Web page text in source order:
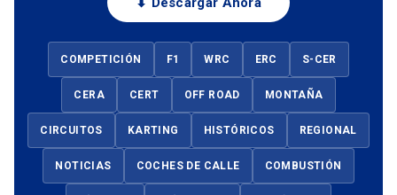
COMPETICIÓN F1 WRC ERC S-CER
CERA CERT OFF ROAD MONTAÑA
CIRCUITOS KARTING HISTÓRICOS REGIONAL
NOTICIAS COCHES DE CALLE COMBUSTIÓN